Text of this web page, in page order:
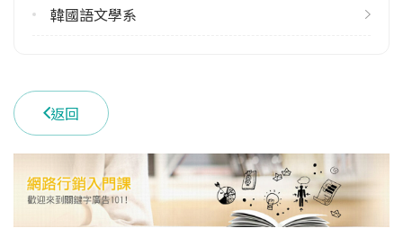
113學年度下學期
(02)29393091 #81115
學系地址
臺北市文山區指南路二段64號
韓國語文學系
返回